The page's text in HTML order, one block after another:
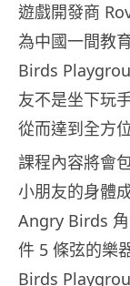
遊戲開發商
為中國一間教
Birds
友不是坐下玩
從而達到全方
課程內容將會
小朋友的身體
Angry Birds
件 5 條弦的樂
Birds